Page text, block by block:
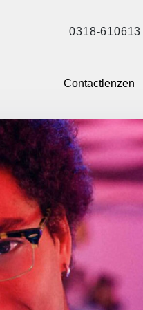
0318-610613
Contactlenzen